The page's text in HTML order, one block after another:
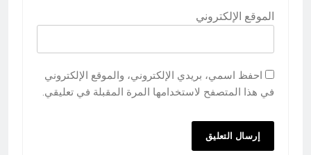
الموقع الإلكتروني
احفظ اسمي، بريدي الإلكتروني، والموقع الإلكتروني
في هذا المتصفح لاستخدامها المرة المقبلة في تعليقي.